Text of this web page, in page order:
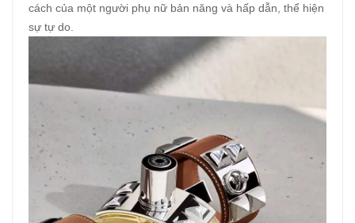
cách của một người phụ nữ bản năng và hấp dẫn, thể hiện
sự tự do.